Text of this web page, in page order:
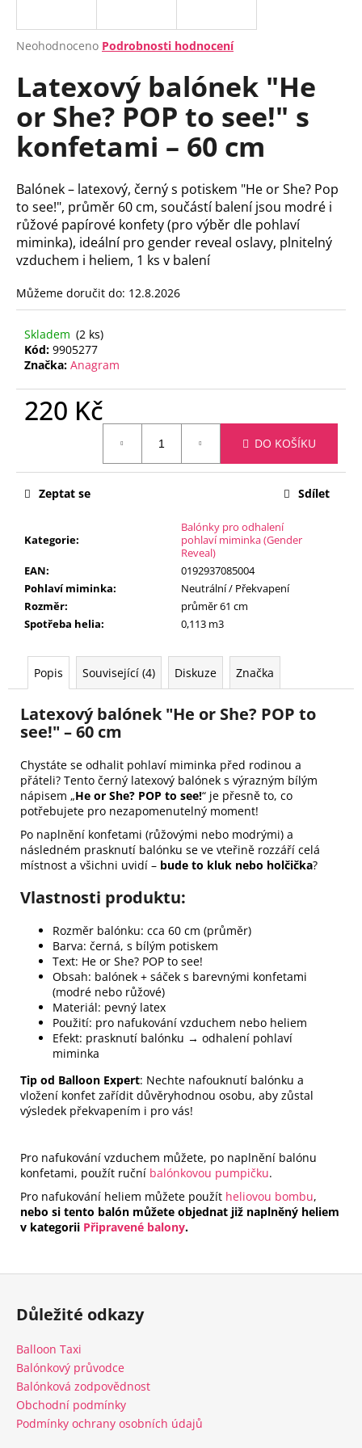
Průměrné
produktu
je
z
5
hvězdiček.
Neohodnoceno Podrobnosti hodnocení
Latexový balónek "He
or She? POP to see!" s
konfetami – 60 cm
Balónek – latexový, černý s potiskem "He or She? Pop
to see!", průměr 60 cm, součástí balení jsou modré i
růžové papírové konfety (pro výběr dle pohlaví
miminka), ideální pro gender reveal oslavy, plnitelný
vzduchem i heliem, 1 ks v balení
Můžeme doručit do: 12.8.2026
Skladem (2 ks)
Kód: 9905277
Značka: Anagram
220 Kč
DO KOŠÍKU
Kategorie:
Balónky pro odhalení
pohlaví miminka (Gender
Reveal)
EAN:
0192937085004
Pohlaví miminka:
Neutrální / Překvapení
Rozměr:
průměr 61 cm
Spotřeba helia: 0,113 m3
Zeptat se Sdílet
Popis Související (4) Diskuze Značka
Latexový balónek "He or She? POP to
see!" – 60 cm
Chystáte se odhalit pohlaví miminka před rodinou a
přáteli? Tento černý latexový balónek s výrazným bílým
nápisem „He or She? POP to see!“ je přesně to, co
potřebujete pro nezapomenutelný moment!
Po naplnění konfetami (růžovými nebo modrými) a
následném prasknutí balónku se ve vteřině rozzáří celá
místnost a všichni uvidí – bude to kluk nebo holčička?
Vlastnosti produktu:
Rozměr balónku: cca 60 cm (průměr)
Barva: černá, s bílým potiskem
Text: He or She? POP to see!
Obsah: balónek + sáček s barevnými konfetami
(modré nebo růžové)
Materiál: pevný latex
Použití: pro nafukování vzduchem nebo heliem
Efekt: prasknutí balónku → odhalení pohlaví
miminka
Tip od Balloon Expert: Nechte nafouknutí balónku a
vložení konfet zařídit důvěryhodnou osobu, aby zůstal
výsledek překvapením i pro vás!
Pro nafukování vzduchem můžete, po naplnění balónu
konfetami, použít ruční balónkovou pumpičku.
Pro nafukování heliem můžete použít heliovou bombu,
nebo si tento balón můžete objednat již naplněný heliem
v kategorii Připravené balony.
j
t
?
HLEDAT
D
p
o
u
e
FÓLIOVÝ
ČÍSLICE
ČERNÁ
88
CM
105
Z
Důležité odkazy
Balloon Taxi
Balónkový průvodce
Balónková zodpovědnost
Obchodní podmínky
Podmínky ochrany osobních údajů